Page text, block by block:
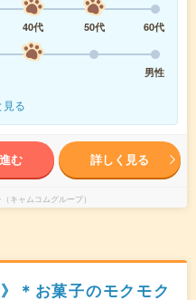
40代 50代
60代
男性
見る
む 詳しく見る
キャムコムグループ）
＊お菓子のモクモク